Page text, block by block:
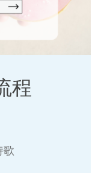
程
歌